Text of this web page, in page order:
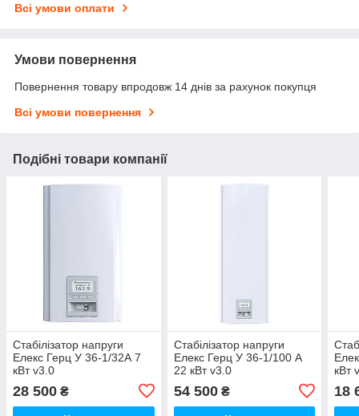
Всі умови оплати
Умови повернення
Повернення товару впродовж 14 днів за рахунок покупця
Всі умови повернення
Подібні товари компанії
Стабілізатор напруги
Елекс Герц У 36-1/32А 7
кВт v3.0
28 500 ₴
Стабілізатор напруги
Елекс Герц У 36-1/100 А
22 кВт v3.0
54 500₴
кВт
18